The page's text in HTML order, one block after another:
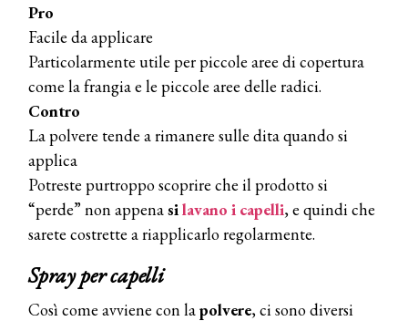
Pro
Facile da applicare
Particolarmente utile per piccole aree di copertura
come la frangia e le piccole aree delle radici.
Contro
La polvere tende a rimanere sulle dita quando si
applica
Potreste purtroppo scoprire che il prodotto si
“perde” non appenasilavano i capelli, e quindi che
sarete costrette a riapplicarlo regolarmente.
Spray per capelli
Così come avviene con lapolvere, ci sono diversi